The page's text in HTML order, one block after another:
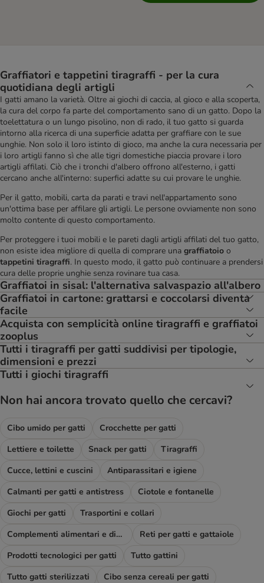
Graffiatori e tappetini tiragraffi - per la cura
quotidiana degli artigli
I gatti amano la varietà. Oltre ai giochi di caccia, al gioco e alla scoperta,
la cura del corpo fa parte del comportamento sano di un gatto. Dopo la
toelettatura o un lungo pisolino, non di rado, il tuo gatto si guarda
intorno alla ricerca di una superficie adatta per graffiare con le sue
unghie. Non solo il loro istinto di gioco, ma anche la cura necessaria per
i loro artigli fanno sì che alle tigri domestiche piaccia provare i loro
artigli affilati. Ciò che i tronchi d'albero offrono all'esterno, i gatti
cercano anche all'interno: superfici adatte su cui provare le unghie.
Per il gatto, mobili, carta da parati e travi nell'appartamento sono
un'ottima base per affilare gli artigli. Le persone ovviamente non sono
molto contente di questo comportamento.
Per proteggere i tuoi mobili e le pareti dagli artigli affilati del tuo gatto,
non esiste idea migliore di quella di comprare una graffiatoio o
tappetini tiragraffi. In questo modo, il gatto può continuare a prendersi
cura delle proprie unghie senza rovinare tua casa.
Graffiatoi in sisal: l'alternativa salvaspazio all'albero
Graffiatoi in cartone: grattarsi e coccolarsi diventa
facile
Acquista con semplicità online tiragraffi e graffiatoi
zooplus
Tutti i tiragraffi per gatti suddivisi per tipologie,
dimensioni e prezzi
Tutti i giochi tiragraffi
Non hai ancora trovato quello che cercavi?
Cibo umido per gatti
Crocchette per gatti
Lettiere e toilette
Snack per gatti
Tiragraffi
Cucce, lettini e cuscini
Antiparassitari e igiene
Calmanti per gatti e antistress
Ciotole e fontanelle
Giochi per gatti
Trasportini e collari
Complementi alimentari e diete
Reti per gatti e gattaiole
Prodotti tecnologici per gatti
Tutto gattini
Tutto gatti sterilizzati
Cibo senza cereali per gatti